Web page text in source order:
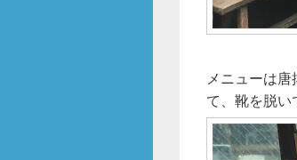
メニューは
て、靴を脱い